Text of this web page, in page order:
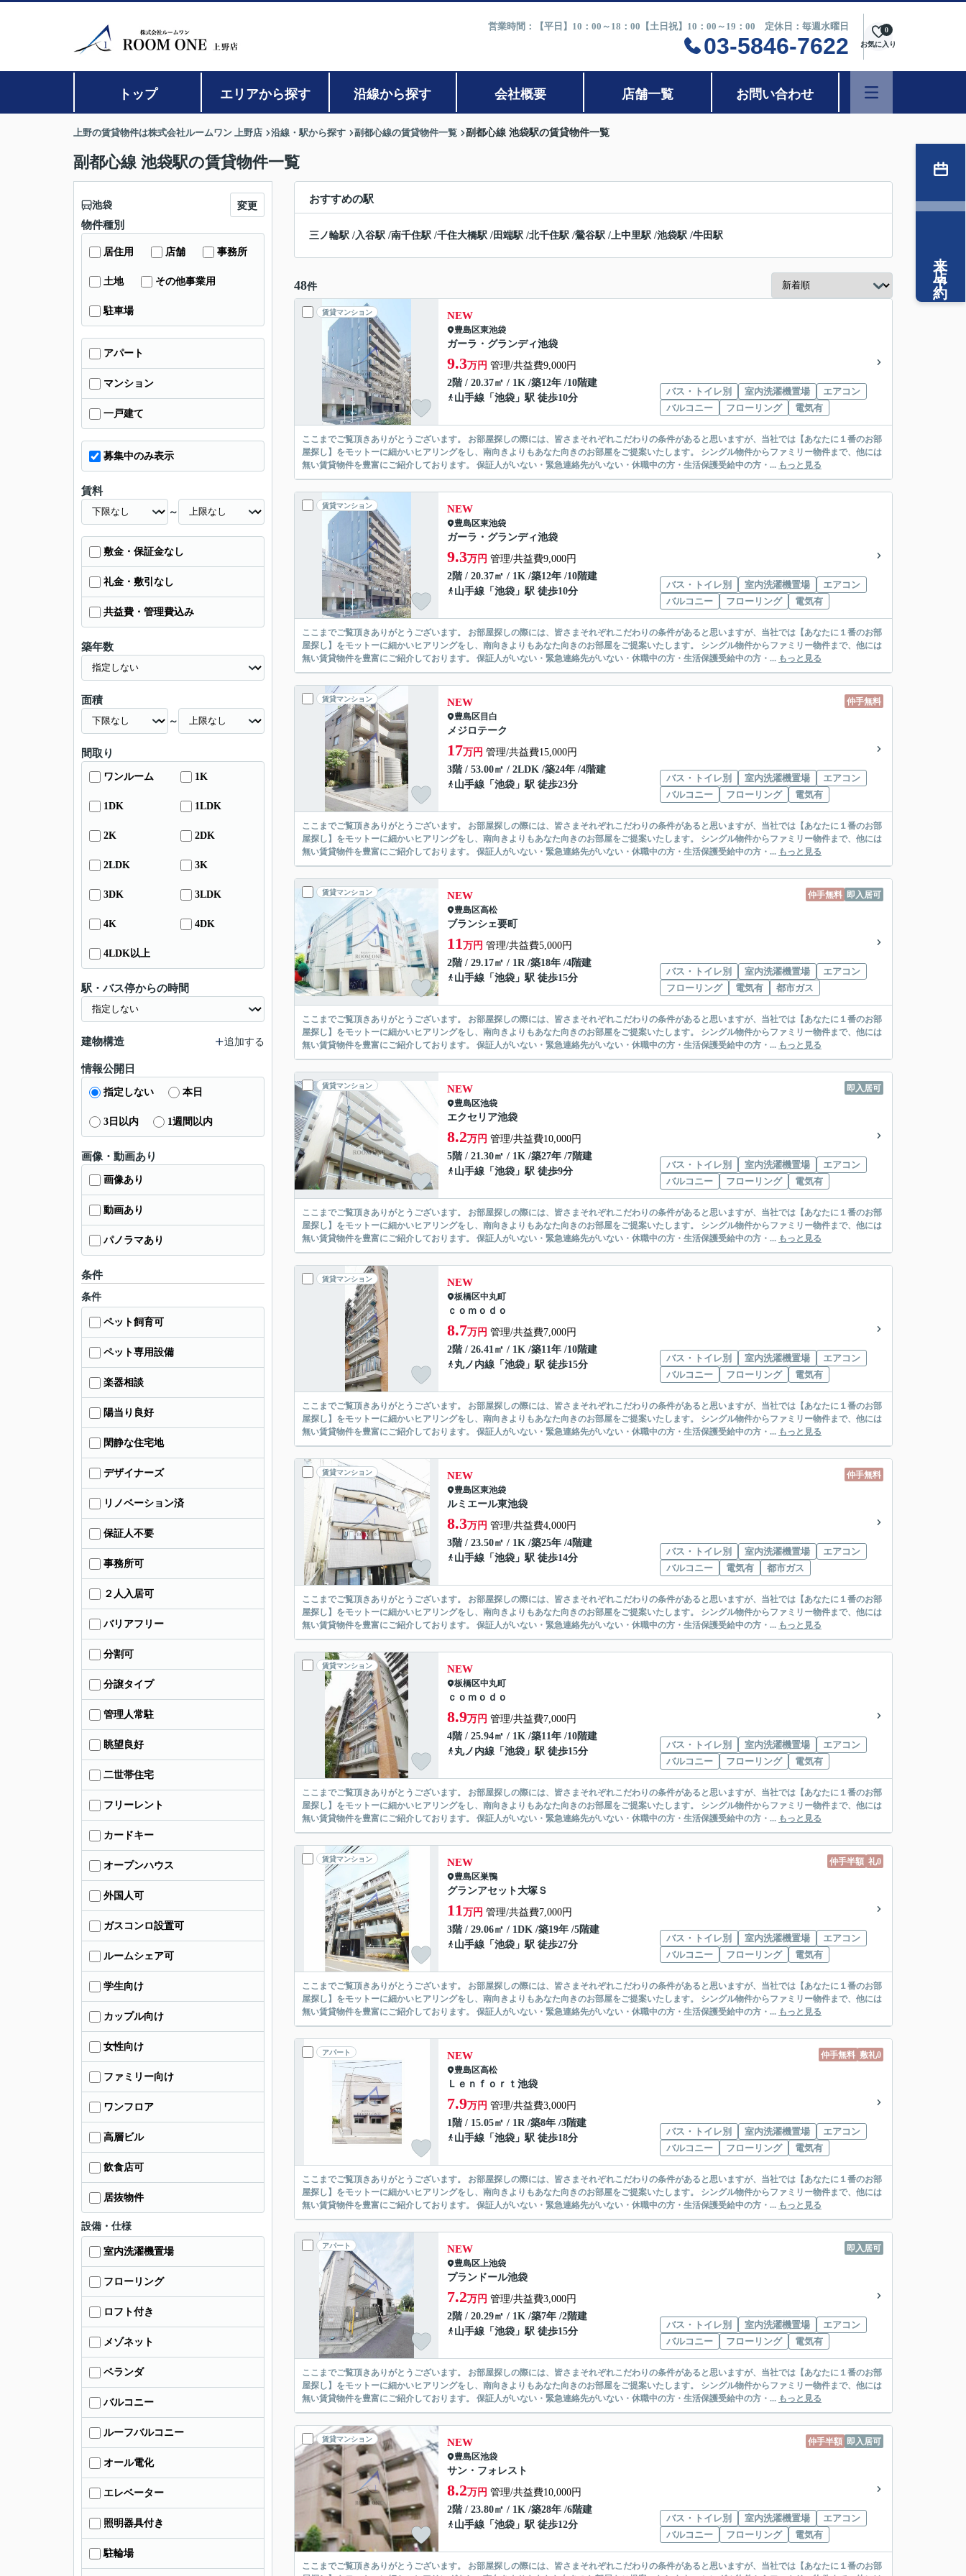
営業時間：【平日】10：00～18：00【土日祝】10：00～19：00 定休日：毎週水曜日
03-5846-7622 お気に入り
0
トップ エリアから探す 沿線から探す 会社概要 店舗一覧 お問い合わせ
上野の賃貸物件は株式会社ルームワン 上野店 沿線・駅から探す 副都心線の賃貸物件一覧 副都心線 池袋駅の賃貸物件一覧
副都心線 池袋駅の賃貸物件一覧
おすすめの駅
三ノ輪駅 /入谷駅 /南千住駅 /千住大橋駅 /田端駅 /北千住駅 /鶯谷駅 /上中里駅 /池袋駅 /牛田駅
48件
賃貸マンション NEW
豊島区東池袋
ガーラ・グランディ池袋
9.3万円 管理/共益費9,000円
2階 / 20.37㎡ / 1K /築12年 /10階建
山手線 「 池袋 」駅 徒歩10分
バス・トイレ別 室内洗濯機置場
エアコン
バルコニー
フローリング 電気有
ここまでご覧頂きありがとうございます。 お部屋探しの際には、皆さまそれぞれこだわりの条件があると思いますが、当社では【あなたに１番のお部
屋探し】をモットーに細かいヒアリングをし、南向きよりもあなた向きのお部屋をご提案いたします。 シングル物件からファミリー物件まで、他には
無い賃貸物件を豊富にご紹介しております。 保証人がいない・緊急連絡先がいない・休職中の方・生活保護受給中の方・... もっと見る
賃貸マンション NEW
豊島区東池袋
ガーラ・グランディ池袋
9.3万円 管理/共益費9,000円
2階 / 20.37㎡ / 1K /築12年 /10階建
山手線 「 池袋 」駅 徒歩10分
バス・トイレ別 室内洗濯機置場
エアコン
バルコニー
フローリング 電気有
ここまでご覧頂きありがとうございます。 お部屋探しの際には、皆さまそれぞれこだわりの条件があると思いますが、当社では【あなたに１番のお部
屋探し】をモットーに細かいヒアリングをし、南向きよりもあなた向きのお部屋をご提案いたします。 シングル物件からファミリー物件まで、他には
無い賃貸物件を豊富にご紹介しております。 保証人がいない・緊急連絡先がいない・休職中の方・生活保護受給中の方・... もっと見る
賃貸マンション 仲手無料
NEW
豊島区 目白
メジロテーク
17万円 管理/共益費15,000円
3階 / 53.00㎡ / 2LDK /築24年 /4階建
山手線 「 池袋 」駅 徒歩23分
バス・トイレ別 室内洗濯機置場
エアコン
バルコニー
フローリング 電気有
ここまでご覧頂きありがとうございます。 お部屋探しの際には、皆さまそれぞれこだわりの条件があると思いますが、当社では【あなたに１番のお部
屋探し】をモットーに細かいヒアリングをし、南向きよりもあなた向きのお部屋をご提案いたします。 シングル物件からファミリー物件まで、他には
無い賃貸物件を豊富にご紹介しております。 保証人がいない・緊急連絡先がいない・休職中の方・生活保護受給中の方・... もっと見る
賃貸マンション 仲手無料 即入居可
NEW
豊島区高松
ブランシェ要町
11万円 管理/共益費5,000円
2階 / 29.17㎡ / 1R /築18年 /4階建
山手線 「 池袋 」駅 徒歩15分
バス・トイレ別 室内洗濯機置場
エアコン
フローリング
電気有 都市ガス
ここまでご覧頂きありがとうございます。 お部屋探しの際には、皆さまそれぞれこだわりの条件があると思いますが、当社では【あなたに１番のお部
屋探し】をモットーに細かいヒアリングをし、南向きよりもあなた向きのお部屋をご提案いたします。 シングル物件からファミリー物件まで、他には
無い賃貸物件を豊富にご紹介しております。 保証人がいない・緊急連絡先がいない・休職中の方・生活保護受給中の方・... もっと見る
賃貸マンション 即入居可
NEW
豊島区池袋
エクセリア池袋
8.2万円 管理/共益費10,000円
5階 / 21.30㎡ / 1K /築27年 /7階建
山手線 「 池袋 」駅 徒歩9分
バス・トイレ別 室内洗濯機置場
エアコン
バルコニー
フローリング 電気有
ここまでご覧頂きありがとうございます。 お部屋探しの際には、皆さまそれぞれこだわりの条件があると思いますが、当社では【あなたに１番のお部
屋探し】をモットーに細かいヒアリングをし、南向きよりもあなた向きのお部屋をご提案いたします。 シングル物件からファミリー物件まで、他には
無い賃貸物件を豊富にご紹介しております。 保証人がいない・緊急連絡先がいない・休職中の方・生活保護受給中の方・... もっと見る
賃貸マンション NEW
板橋区中丸町
ｃｏｍｏｄｏ
8.7万円 管理/共益費7,000円
2階 / 26.41㎡ / 1K /築11年 /10階建
丸ノ内線 「 池袋 」駅 徒歩15分
バス・トイレ別 室内洗濯機置場
エアコン
バルコニー
フローリング 電気有
ここまでご覧頂きありがとうございます。 お部屋探しの際には、皆さまそれぞれこだわりの条件があると思いますが、当社では【あなたに１番のお部
屋探し】をモットーに細かいヒアリングをし、南向きよりもあなた向きのお部屋をご提案いたします。 シングル物件からファミリー物件まで、他には
無い賃貸物件を豊富にご紹介しております。 保証人がいない・緊急連絡先がいない・休職中の方・生活保護受給中の方・... もっと見る
賃貸マンション 仲手無料
NEW
豊島区東池袋
ルミエール東池袋
8.3万円 管理/共益費4,000円
3階 / 23.50㎡ / 1K /築25年 /4階建
山手線 「 池袋 」駅 徒歩14分
バス・トイレ別 室内洗濯機置場
エアコン
バルコニー
電気有 都市ガス
ここまでご覧頂きありがとうございます。 お部屋探しの際には、皆さまそれぞれこだわりの条件があると思いますが、当社では【あなたに１番のお部
屋探し】をモットーに細かいヒアリングをし、南向きよりもあなた向きのお部屋をご提案いたします。 シングル物件からファミリー物件まで、他には
無い賃貸物件を豊富にご紹介しております。 保証人がいない・緊急連絡先がいない・休職中の方・生活保護受給中の方・... もっと見る
賃貸マンション NEW
板橋区中丸町
ｃｏｍｏｄｏ
8.9万円 管理/共益費7,000円
4階 / 25.94㎡ / 1K /築11年 /10階建
丸ノ内線 「 池袋 」駅 徒歩15分
バス・トイレ別 室内洗濯機置場
エアコン
バルコニー
フローリング 電気有
ここまでご覧頂きありがとうございます。 お部屋探しの際には、皆さまそれぞれこだわりの条件があると思いますが、当社では【あなたに１番のお部
屋探し】をモットーに細かいヒアリングをし、南向きよりもあなた向きのお部屋をご提案いたします。 シングル物件からファミリー物件まで、他には
無い賃貸物件を豊富にご紹介しております。 保証人がいない・緊急連絡先がいない・休職中の方・生活保護受給中の方・... もっと見る
賃貸マンション 仲手半額 礼0
NEW
豊島区巣鴨
グランアセット大塚Ｓ
11万円 管理/共益費7,000円
3階 / 29.06㎡ / 1DK /築19年 /5階建
山手線 「 池袋 」駅 徒歩27分
バス・トイレ別 室内洗濯機置場
エアコン
バルコニー
フローリング 電気有
ここまでご覧頂きありがとうございます。 お部屋探しの際には、皆さまそれぞれこだわりの条件があると思いますが、当社では【あなたに１番のお部
屋探し】をモットーに細かいヒアリングをし、南向きよりもあなた向きのお部屋をご提案いたします。 シングル物件からファミリー物件まで、他には
無い賃貸物件を豊富にご紹介しております。 保証人がいない・緊急連絡先がいない・休職中の方・生活保護受給中の方・... もっと見る
アパート 仲手無料 敷礼0
NEW
豊島区高松
Ｌｅｎｆｏｒｔ池袋
7.9万円 管理/共益費3,000円
1階 / 15.05㎡ / 1R /築8年 /3階建
山手線 「 池袋 」駅 徒歩18分
バス・トイレ別 室内洗濯機置場
エアコン
バルコニー
フローリング 電気有
ここまでご覧頂きありがとうございます。 お部屋探しの際には、皆さまそれぞれこだわりの条件があると思いますが、当社では【あなたに１番のお部
屋探し】をモットーに細かいヒアリングをし、南向きよりもあなた向きのお部屋をご提案いたします。 シングル物件からファミリー物件まで、他には
無い賃貸物件を豊富にご紹介しております。 保証人がいない・緊急連絡先がいない・休職中の方・生活保護受給中の方・... もっと見る
アパート 即入居可
NEW
豊島区上池袋
プランドール池袋
7.2万円 管理/共益費3,000円
2階 / 20.29㎡ / 1K /築7年 /2階建
山手線 「 池袋 」駅 徒歩15分
バス・トイレ別 室内洗濯機置場
エアコン
バルコニー
フローリング 電気有
ここまでご覧頂きありがとうございます。 お部屋探しの際には、皆さまそれぞれこだわりの条件があると思いますが、当社では【あなたに１番のお部
屋探し】をモットーに細かいヒアリングをし、南向きよりもあなた向きのお部屋をご提案いたします。 シングル物件からファミリー物件まで、他には
無い賃貸物件を豊富にご紹介しております。 保証人がいない・緊急連絡先がいない・休職中の方・生活保護受給中の方・... もっと見る
賃貸マンション 仲手半額 即入居可
NEW
豊島区池袋
サン・フォレスト
8.2万円 管理/共益費10,000円
2階 / 23.80㎡ / 1K /築28年 /6階建
山手線 「 池袋 」駅 徒歩12分
バス・トイレ別 室内洗濯機置場
エアコン
バルコニー
フローリング 電気有
ここまでご覧頂きありがとうございます。 お部屋探しの際には、皆さまそれぞれこだわりの条件があると思いますが、当社では【あなたに１番のお部
池袋 変更
物件種別
居住用 店舗 事務所
土地 その他事業用
駐車場
アパート
マンション
一戸建て
募集中のみ表示
賃料
～
敷金・保証金なし
礼金・敷引なし
共益費・管理費込み
築年数
面積
～
間取り
ワンルーム 1K
1DK 1LDK
2K 2DK
2LDK 3K
3DK 3LDK
4K 4DK
4LDK以上
駅・バス停からの時間
建物構造 追加する
情報公開日
指定しない 本日
3日以内 1週間以内
画像・動画あり
画像あり
動画あり
パノラマあり
条件
条件
ペット飼育可
ペット専用設備
楽器相談
陽当り良好
閑静な住宅地
デザイナーズ
リノベーション済
保証人不要
事務所可
２人入居可
バリアフリー
分割可
分譲タイプ
管理人常駐
眺望良好
二世帯住宅
フリーレント
カードキー
オープンハウス
外国人可
ガスコンロ設置可
ルームシェア可
学生向け
カップル向け
女性向け
ファミリー向け
ワンフロア
高層ビル
飲食店可
居抜物件
設備・仕様
室内洗濯機置場
フローリング
ロフト付き
メゾネット
ベランダ
バルコニー
ルーフバルコニー
オール電化
エレベーター
照明器具付き
駐輪場
来店予約